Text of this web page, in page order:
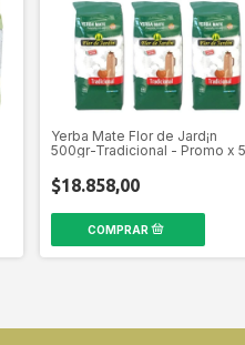
Yerba Mate Flor de Jard¡n
500gr-Tradicional - Promo x 5
$18.858,00